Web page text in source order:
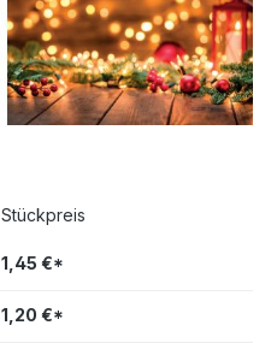
Stückpreis
1,45 €*
1,20 €*